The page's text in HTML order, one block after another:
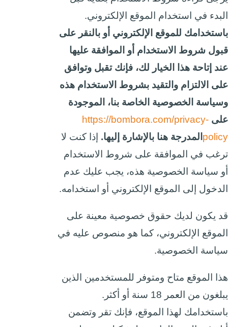
البدء في استخدام الموقع الإلكتروني.
باستخدامك للموقع الإلكتروني أو بالنقر على
قبول شروط الاستخدام أو الموافقة عليها
عند إتاحة هذا الخيار لك، فإنك تقبل وتوافق
على الالتزام والتقيد بشروط الاستخدام هذه
وسياسة الخصوصية الخاصة بنا، الموجودة
على https://bombora.com/privacy-
policy المدرجة هنا بالإشارة إليها. إذا كنت لا
ترغب في الموافقة على شروط الاستخدام
أو سياسة الخصوصية هذه، يجب عليك عدم
الدخول إلى الموقع الإلكتروني أو استخدامه.
قد يكون لديك حقوق خصوصية معينة على
الموقع الإلكتروني، كما هو منصوص عليه في
سياسة الخصوصية.
هذا الموقع متاح ومتوفر للمستخدمين الذين
يبلغون من العمر 18 سنة أو أكثر.
باستخدامك لهذا الموقع، فإنك تقر وتضمن